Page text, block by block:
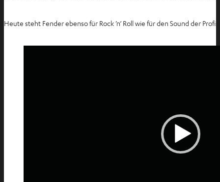
Heute steht Fender ebenso für Rock ’n‘ Roll wie für den Sound der